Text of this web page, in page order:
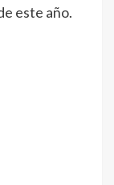
este año.